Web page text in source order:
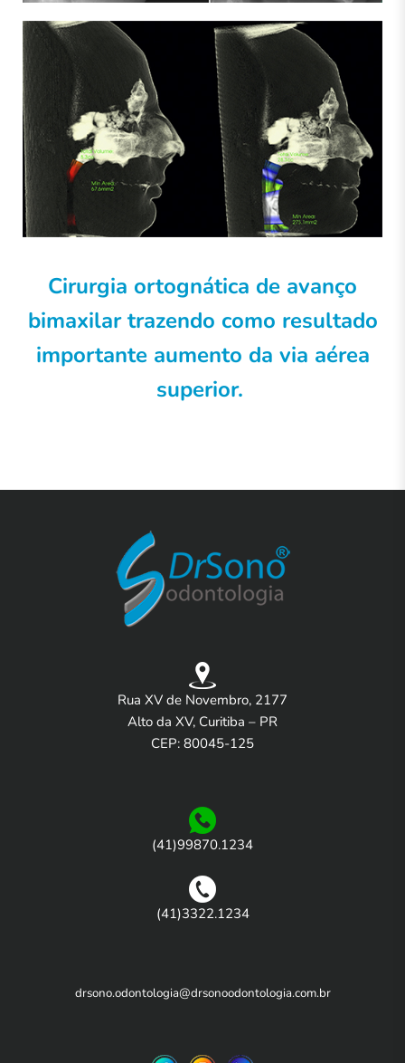
Cirurgia ortognática de avanço
bimaxilar trazendo como resultado
importante aumento da via aérea
superior.
Rua XV de Novembro, 2177
Alto da XV, Curitiba – PR
CEP: 80045-125
(41)99870.1234
(41)3322.1234
drsono.odontologia@drsonoodontologia.com.br